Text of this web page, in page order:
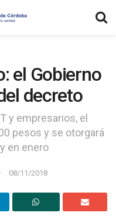
el Gobierno
decreto
y empresarios, el
pesos y se otorgará
en enero
08/11/2018